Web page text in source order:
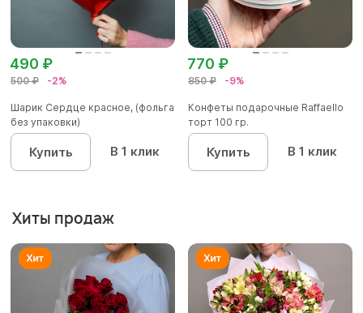
500 ₽ -2%
490 ₽
Шарик Сердце красное, (фольга
без упаковки)
Купить В 1 клик
850 ₽ -9%
770 ₽
Конфеты подарочные Raffaello
торт 100 гр.
Купить В 1 клик
Хиты продаж